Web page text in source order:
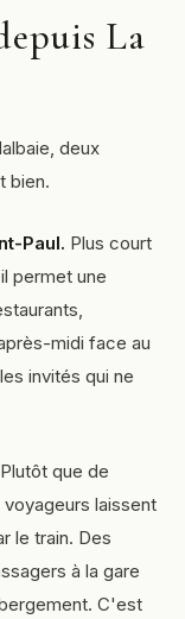
La
deux
bien.
Paul. Plus court
permet une
midi face au
invités qui ne
Plutôt que de
laissent
le train. Des
à la gare
C'est